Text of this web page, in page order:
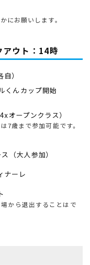
にお願いします。
アウト：14時
）
くんカップ開始
オープンクラス）
7歳まで参加可能です。
（大人参加）
ナーレ
から退出することはで